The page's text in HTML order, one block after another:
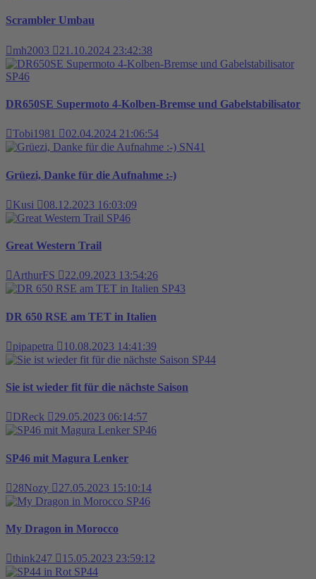
Scrambler Umbau
mh2003 21.10.2024 23:42:38
SP46
DR650SE Supermoto 4-Kolben-Bremse und Gabelstabilisator
Tobi1981
02.04.2024 21:06:54
SN41
Grüezi, Danke für die Aufnahme :-)
Kusi
08.12.2023 16:03:09
SP46
Great Western Trail
ArthurFS
22.09.2023 13:54:26
SP43
DR 650 RSE am TET in Italien
pipapetra
10.08.2023 14:41:39
SP44
Sie ist wieder fit für die nächste Saison
DReck
29.05.2023 06:14:57
SP46
SP46 mit Magura Lenker
28Nozy
27.05.2023 15:10:14
SP46
My Dragon in Morocco
think247
15.05.2023 23:59:12
SP44